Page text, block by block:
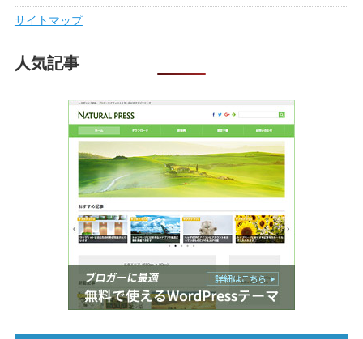
サイトマップ
人気記事